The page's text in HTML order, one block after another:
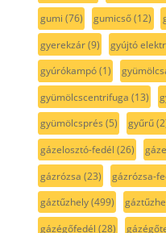
gumi (76) gumicső(12)
gyerekzár(9) gyújtó
gyúrókampó(1)
gyümölcscentrifuga (13)
gyümölcsprés (5) gyűrű
gázelosztó-fedél (26)
gázrózsa (23) gázrózsa-
gáztűzhely(499)
gázégőfedél (28)